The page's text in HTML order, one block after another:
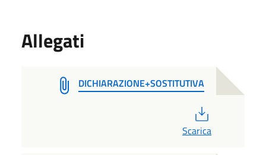
Allegati
DICHIARAZIONE+SOSTITUTIVA
Scarica